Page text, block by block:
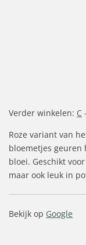
Verder winkelen: C -
Roze variant van
bloemetjes
bloei. Geschikt
maar ook leuk in
Bekijk op Google